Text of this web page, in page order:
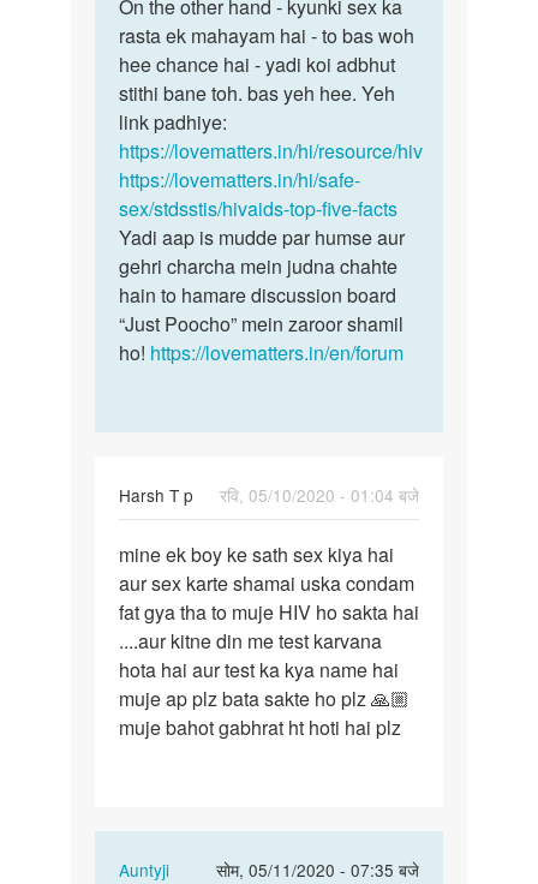
On the other hand - kyunki sex ka
rasta ek mahayam hai - to bas woh
hee chance hai - yadi koi adbhut
stithi bane toh. bas yeh hee. Yeh
link padhiye:
https://lovematters.in/hi/resource/hiv
https://lovematters.in/hi/safe-
sex/stdsstis/hivaids-top-five-facts
Yadi aap is mudde par humse aur
gehri charcha mein judna chahte
hain to hamare discussion board
“Just Poocho” mein zaroor shamil
ho! https://lovematters.in/en/forum
Harsh T p
रवि, 05/10/2020 - 01:04 बजे
mine
ek
boy
sath
sex
kiya…
mine ek boy ke sath sex kiya hai
aur sex karte shamai uska condam
fat gya tha to muje HIV ho sakta hai
....aur kitne din me test karvana
hota hai aur test ka kya name hai
muje ap plz bata sakte ho plz 🙏🏼
muje bahot gabhrat ht hoti hai plz
Auntyji सोम, 05/11/2020 - 07:35 बजे
In